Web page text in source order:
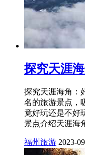
探究天涯
探究天涯海角：
名的旅游景点，
竟好玩还是不好
景点介绍天涯海
福州旅游 2023-